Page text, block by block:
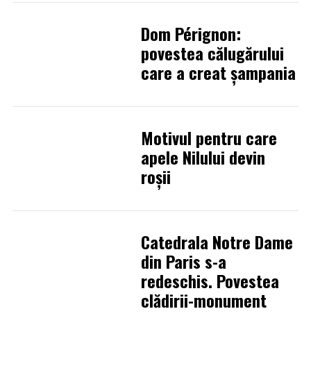
Dom Pérignon:
povestea călugărului
care a creat şampania
Motivul pentru care
apele Nilului devin
roşii
Catedrala Notre Dame
din Paris s-a
redeschis. Povestea
clădirii-monument